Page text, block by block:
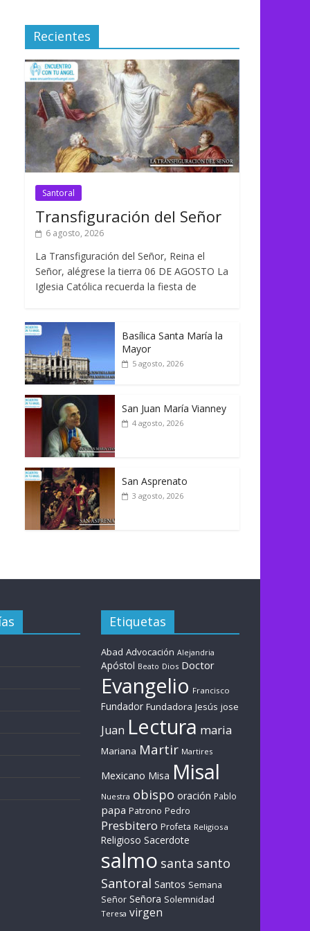
Recientes
Santoral
Transfiguración del Señor
6 agosto, 2026
La Transfiguración del Señor, Reina el
Señor, alégrese la tierra 06 DE AGOSTO La
Iglesia Católica recuerda la fiesta de
Basílica Santa María la
Mayor
5 agosto, 2026
San Juan María Vianney
4 agosto, 2026
San Asprenato
3 agosto, 2026
Etiquetas
Abad Advocación Alejandria
Apóstol Beato Dios Doctor
Evangelio Francisco
Fundador Fundadora Jesús jose
Juan Lectura maria
Mariana Martir Martires
Mexicano Misa Misal
Nuestra obispo oración Pablo
papa Patrono Pedro
Presbitero Profeta Religiosa
Religioso Sacerdote
salmo santa santo
Santoral Santos Semana
Señor Señora Solemnidad
Teresa virgen